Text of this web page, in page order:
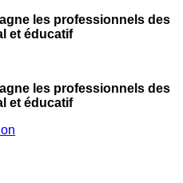
les professionnels des
et éducatif
les professionnels des
et éducatif